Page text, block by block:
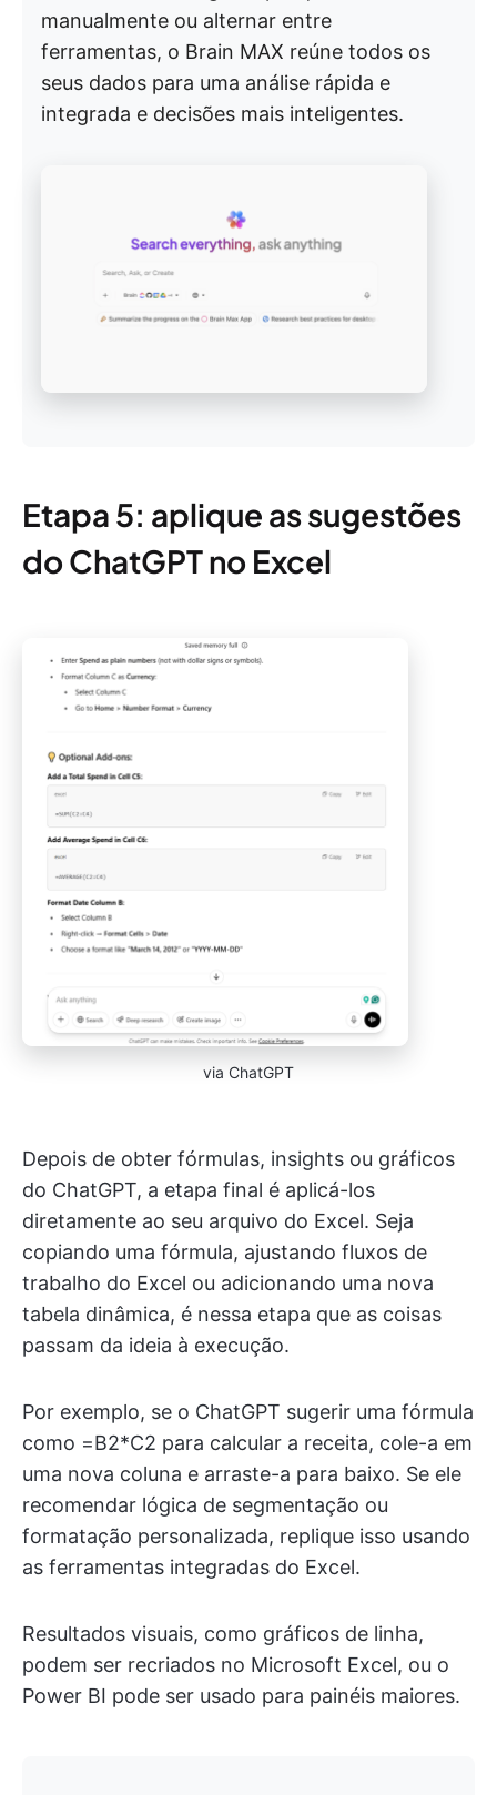
manualmente ou alternar entre
ferramentas, o Brain MAX reúne todos os
seus dados para uma análise rápida e
integrada e decisões mais inteligentes.
Etapa 5: aplique as sugestões
do ChatGPT no Excel
via ChatGPT
Depois de obter fórmulas, insights ou gráficos
do ChatGPT, a etapa final é aplicá-los
diretamente ao seu arquivo do Excel. Seja
copiando uma fórmula, ajustando fluxos de
trabalho do Excel ou adicionando uma nova
tabela dinâmica, é nessa etapa que as coisas
passam da ideia à execução.
Por exemplo, se o ChatGPT sugerir uma fórmula
como =B2*C2 para calcular a receita, cole-a em
uma nova coluna e arraste-a para baixo. Se ele
recomendar lógica de segmentação ou
formatação personalizada, replique isso usando
as ferramentas integradas do Excel.
Resultados visuais, como gráficos de linha,
podem ser recriados no Microsoft Excel, ou o
Power BI pode ser usado para painéis maiores.